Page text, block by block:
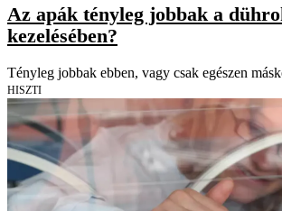
Az apák tényleg jobbak a
kezelésében?
Tényleg jobbak ebben, vagy csak egészen
HISZTI